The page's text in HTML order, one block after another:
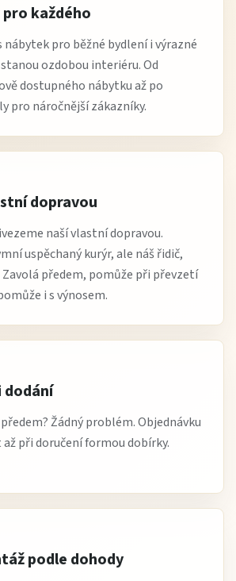
každého
nábytek pro běžné bydlení i výrazné
ozdobou interiéru. Od
dostupného nábytku až po
pro náročnější zákazníky.
dopravou
naší vlastní dopravou.
uspěchaný kurýr, ale náš řidič,
Zavolá předem, pomůže při převzetí
i s výnosem.
dodání
Žádný problém. Objednávku
při doručení formou dobírky.
podle dohody